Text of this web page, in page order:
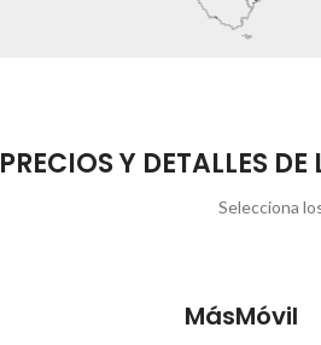
PRECIOS Y DETALLES
Selecciona
MásMóvil